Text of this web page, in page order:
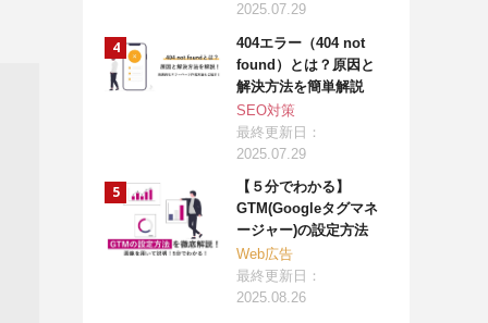
2025.07.29
404エラー（404 not
found）とは？原因と
解決方法を簡単解説
SEO対策
最終更新日：
2025.07.29
【５分でわかる】
GTM(Googleタグマネ
ージャー)の設定方法
Web広告
最終更新日：
2025.08.26